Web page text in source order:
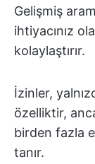
Gelişmiş
ihtiyacınız
kolaylaştırır.
İzinler,
özelliktir,
birden fazla
tanır.